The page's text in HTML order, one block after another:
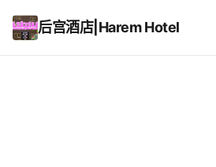
后宫酒店|Harem Hotel